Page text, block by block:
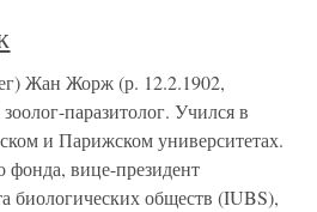
Жан Жорж (р. 12.2.1902,
паразитолог. Учился в
и Парижском университетах.
фонда, вице-президент
биологических обществ (IUBS),